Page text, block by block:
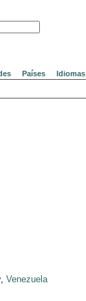
Países Idiomas
, Venezuela